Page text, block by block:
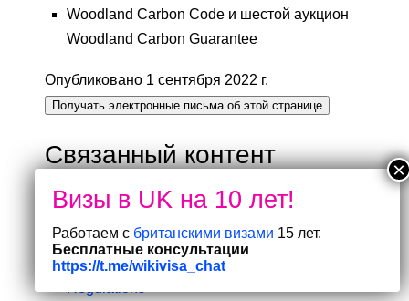
Woodland Carbon Code и шестой аукцион
Woodland Carbon Guarantee
Опубликовано 1 сентября 2022 г.
Получать электронные письма об этой странице
Связанный контент
Коллекция
Оповещения по электронной почте
(eAlerts) для клиентов Grants and
Работаем с британскими визами 15 лет.
Бесплатные консультации
https://t.me/wikivisa_chat